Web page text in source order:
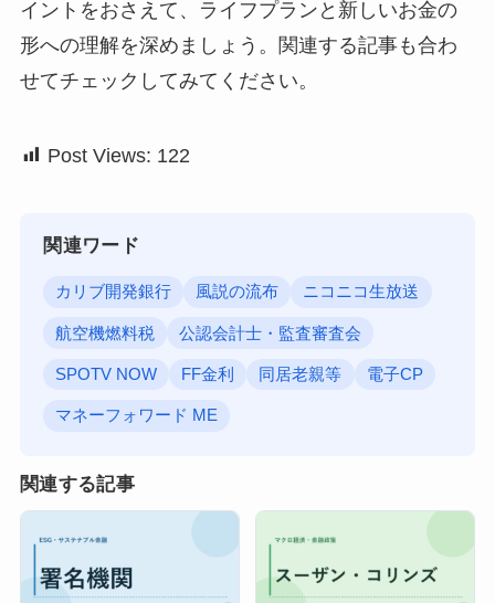
イントをおさえて、ライフプランと新しいお金の
形への理解を深めましょう。関連する記事も合わ
せてチェックしてみてください。
Post Views: 122
関連ワード
カリブ開発銀行 風説の流布 ニコニコ生放送
航空機燃料税 公認会計士・監査審査会
SPOTV NOW FF金利 同居老親等 電子CP
マネーフォワード ME
関連する記事